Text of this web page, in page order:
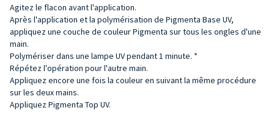
Agitez le flacon avant l'application.
Après l'application et la polymérisation de Pigmenta Base UV,
appliquez une couche de couleur Pigmenta sur tous les ongles d'une
main.
Polymériser dans une lampe UV pendant 1 minute. *
Répétez l'opération pour l'autre main.
Appliquez encore une fois la couleur en suivant la même procédure
sur les deux mains.
Appliquez Pigmenta Top UV.